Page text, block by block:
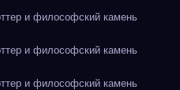
и философский камень
и философский камень
и философский камень